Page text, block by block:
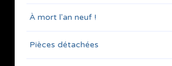
À mort l'an neuf !
Pièces détachées